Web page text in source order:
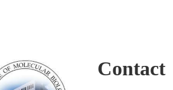
Contact